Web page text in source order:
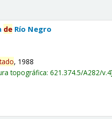
de Río Negro
, 1988
topográfica:621.374.5/A282/v.4